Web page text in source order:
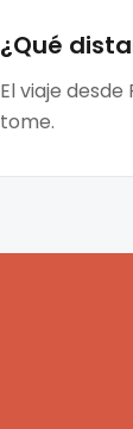
¿Qué
El viaje
tome.